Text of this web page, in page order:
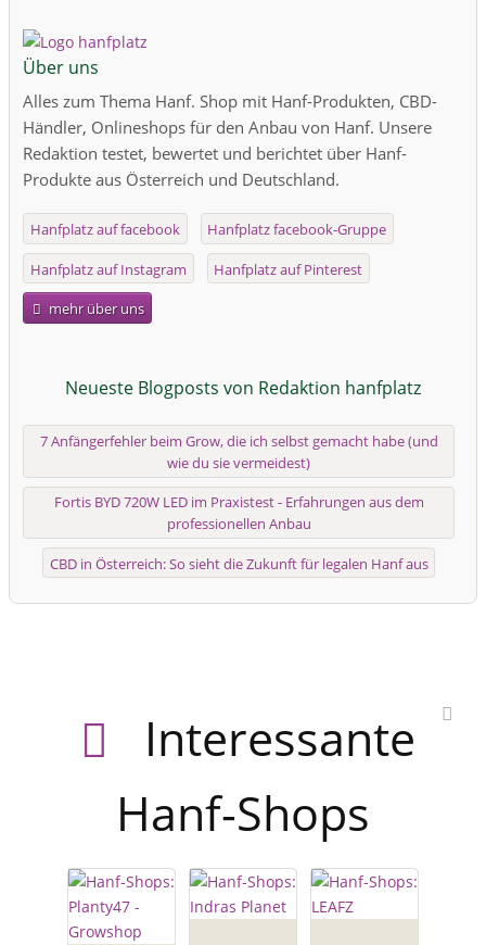
Interessante
Hanf-Shops
Über uns
Alles zum Thema Hanf. Shop mit Hanf-Produkten, CBD-
Händler, Onlineshops für den Anbau von Hanf. Unsere
Redaktion testet, bewertet und berichtet über Hanf-
Produkte aus Österreich und Deutschland.
Hanfplatz auf facebook Hanfplatz facebook-Gruppe
Hanfplatz auf Instagram Hanfplatz auf Pinterest
mehr über uns
Neueste Blogposts von Redaktion hanfplatz
7 Anfängerfehler beim Grow, die ich selbst gemacht habe (und
wie du sie vermeidest)
Fortis BYD 720W LED im Praxistest - Erfahrungen aus dem
professionellen Anbau
CBD in Österreich: So sieht die Zukunft für legalen Hanf aus